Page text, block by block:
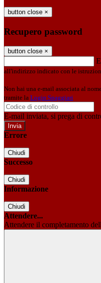
button close ×
Recupero password
button close ×
all'indirizzo indicato con le
Non hai una e-mail associata al
tramite la Login Spaggiari
E-mail inviata, si prega di
Errore
Chiudi
Successo
Chiudi
Informazione
Chiudi
Attendere...
Attendere il completamento